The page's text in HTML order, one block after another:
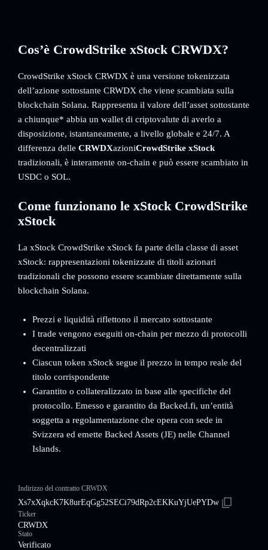
Cos’è CrowdStrike xStock CRWDX?
CrowdStrike xStock CRWDX è una versione tokenizzata
dell’azione sottostante CRWDX che viene scambiata sulla
blockchain Solana. Rappresenta il valore dell’asset sottostante
a chiunque* abbia un wallet di criptovalute di averlo a
disposizione, istantaneamente, a livello globale e 24/7. A
differenza delle CRWDXazioniCrowdStrike xStock
tradizionali, è interamente on-chain e può essere scambiato in
USDC o SOL.
Come funzionano le xStock CrowdStrike
xStock
La xStock CrowdStrike xStock fa parte della classe di asset
xStock: rappresentazioni tokenizzate di titoli azionari
tradizionali che possono essere scambiate direttamente sulla
blockchain Solana.
Prezzi e liquidità riflettono il mercato sottostante
I trade vengono eseguiti on-chain per mezzo di protocolli
decentralizzati
Ciascun token xStock segue il prezzo in tempo reale del
titolo corrispondente
Garantito o collateralizzato in base alle specifiche del
protocollo. Emesso e garantito da Backed.fi, un’entità
soggetta a regolamentazione che opera con sede in
Svizzera ed emette Backed Assets (JE) nelle Channel
Islands.
Indirizzo del contratto CRWDX
Xs7xXqkcK7K8urEqGg52SECi79dRp2cEKKuYjUePYDw
Ticker
CRWDX
Stato
Verificato